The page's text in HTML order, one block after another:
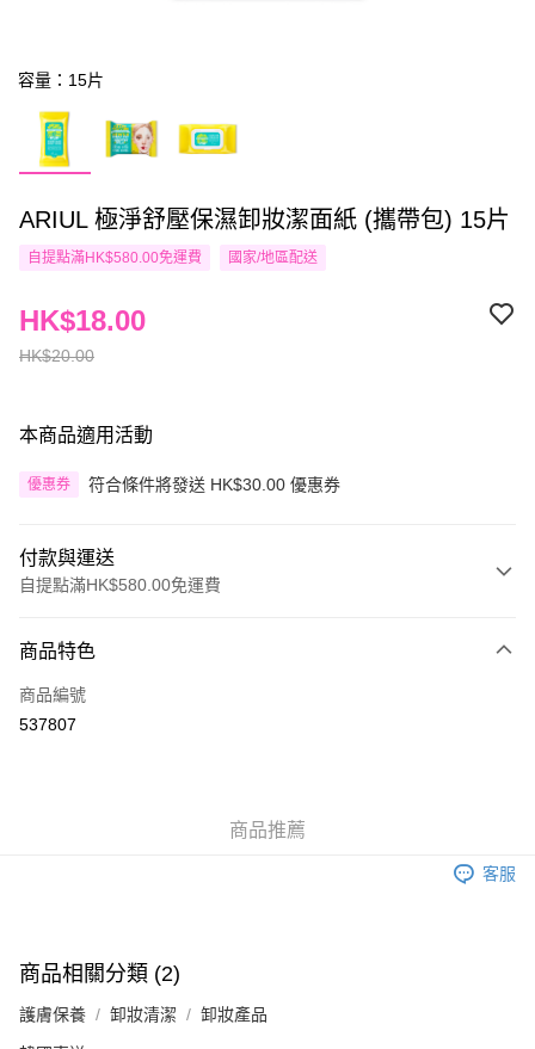
容量：15片
ARIUL 極淨舒壓保濕卸妝潔面紙 (攜帶包) 15片
自提點滿HK$580.00免運費 國家/地區配送
HK$20.00
HK$18.00
本商品適用活動
優惠券 符合條件將發送 HK$30.00 優惠券
付款與運送
自提點滿HK$580.00免運費
信用卡
Apple Pay
相關說明
銀行匯款 請將存款存到以下銀行帳戶，並於存款單據寫上訂單編號後電郵至
eshop@colourmix-cosmetics.com** **我們不會處理沒有提供存款單據的訂
送貨方式
商品特色
商品編號
537807
商品推薦
客服
商品相關分類 (2)
護膚保養 卸妝清潔 卸妝產品